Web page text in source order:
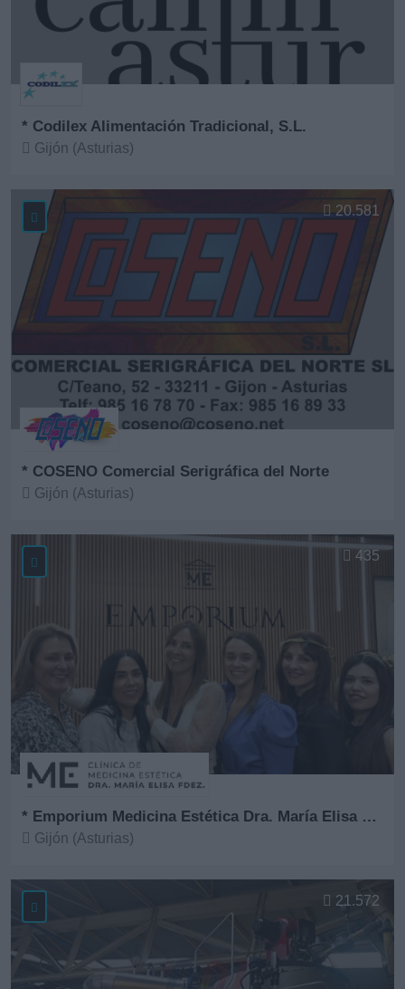
* Codilex Alimentación Tradicional, S.L.
Gijón (Asturias)
* COSENO Comercial Serigráfica del Norte
Gijón (Asturias)
20.581
* Emporium Medicina Estética Dra. María Elisa Fernández
Gijón (Asturias)
435
21.572